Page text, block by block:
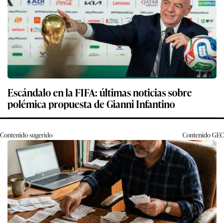
Escándalo en la FIFA: últimas noticias sobre
polémica propuesta de Gianni Infantino
Contenido sugerido ContenidoGEC